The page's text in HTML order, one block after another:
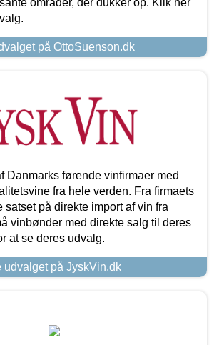
på OttoSuenson.dk
Danmarks førende vinfirmaer med
fra hele verden. Fra firmaets
satset på direkte import af vin fra
vinbønder med direkte salg til deres
at se deres udvalg.
udvalget på JyskVin.dk